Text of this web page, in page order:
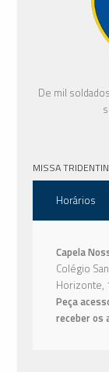
De mil
MISSA
Horários
Capela
Colégio
Horizonte,
Peça
receber os